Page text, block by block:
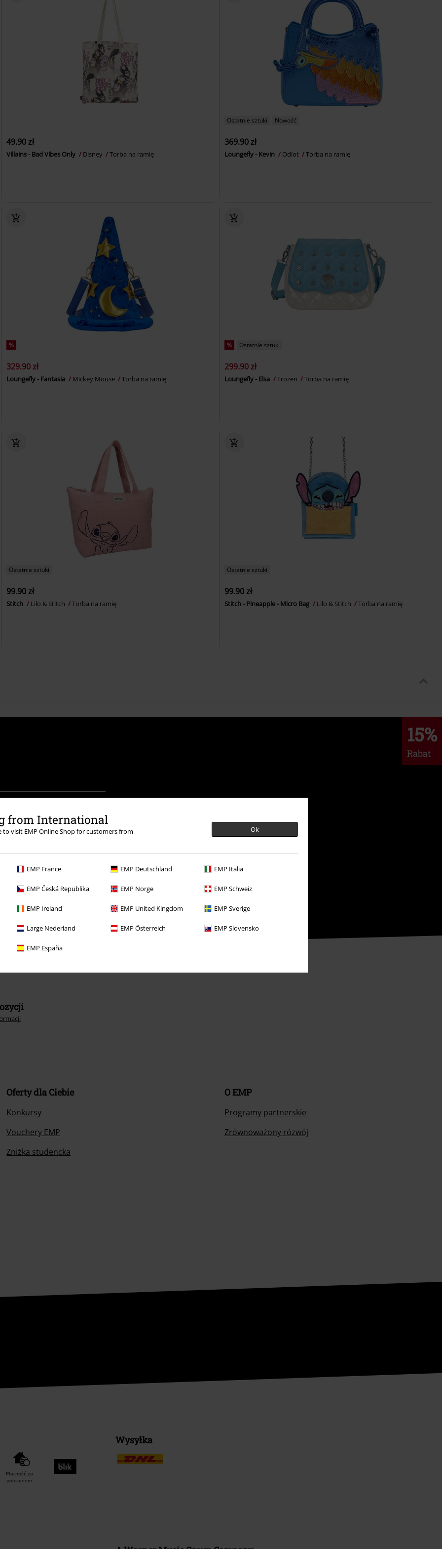
from International
to visit EMP Online Shop for customers from
Ok
EMP France EMP Deutschland EMP Italia
EMP Česká Republika EMP Norge EMP Schweiz
EMP Ireland EMP United Kingdom EMP Sverige
Large Nederland EMP Österreich EMP Slovensko
EMP España
49.90 zł
Villains - Bad Vibes Only Disney Torba na ramię
Ostatnie sztuki Nowość
369.90 zł
Loungefly - Kevin Odlot Torba na ramię
%
329.90 zł
Loungefly - Fantasia Mickey Mouse Torba na ramię
% Ostatnie sztuki
299.90 zł
Loungefly - Elsa Frozen Torba na ramię
Ostatnie sztuki
99.90 zł
Stitch Lilo & Stitch Torba na ramię
Ostatnie sztuki
99.90 zł
Stitch - Pineapple - Micro Bag Lilo & Stitch Torba na ramię
15%
Rabat
to, że E.M.P. Merchandising mbH
produktach. Moje dane osobowe
zgodę w dowolnym momencie, np.
innymi kodami promocyjnymi. Po
Nie obejmuje: mediów,
Die Ärzte, Die Toten Hosen, Feine
Oferty dla Ciebie
Konkursy
Vouchery EMP
Zniżka studencka
O EMP
Programy partnerskie
Zrównoważony rózwój
Płatność za
pobraniem
Wysyłka